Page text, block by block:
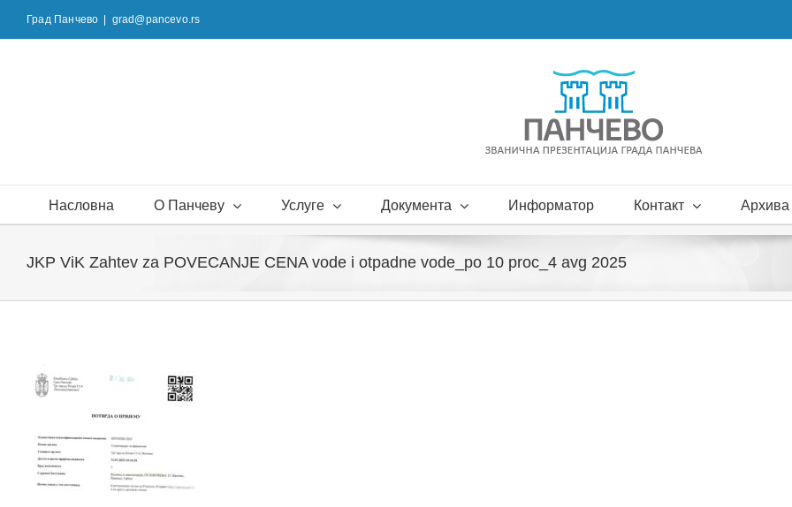
content
Град Панчево grad@pancevo.rs
Насловна О Панчеву Услуге Документа Информатор Контакт Архива
JKP ViK Zahtev za POVECANJE CENA vode i otpadne vode_po 10 proc_4 avg 2025